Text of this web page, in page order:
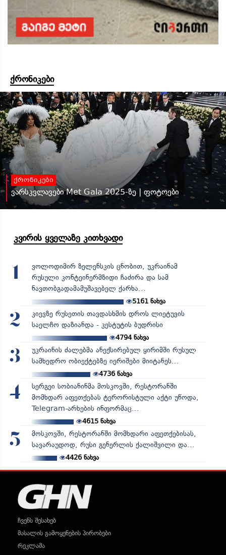
ქრონიკები
ქრონიკები
ვარსკვლავები Met Gala 2025-ზე | ფოტოები
კვირის ყველაზე კითხვადი
1
ვოლოდიმირ ზელენსკის ცნობით, უკრაინამ
რუსული კონტეინერმზიდი ჩაძირა და სამ
ნავთობგადამამუშავებელ ქარხა...
5161 ნახვა
2
კიევზე რუსეთის თავდასხმის დროს ლიეტუვის
საელჩო დაზიანდა - კესტუტის ბუდრისი
4794ნახვა
3
უკრაინის ძალებმა ანექსირებულ ყირიმში რუსულ
სამხედრო ობიექტებზე იერიშები მიიტანეს...
4736ნახვა
4
სერგეი სობიანინმა მოსკოვში, რესტორანში
მომხდარ აფეთქებას ტერორისტული აქტი უწოდა,
Telegram-არხების ინფორმაც...
4615ნახვა
5
მოსკოვში, რესტორანში მომხდარი აფეთქებისას,
სავარაუდოდ, რუსი გენერლის ქალიშვილი და...
4426ნახვა
ჩვენს შესახებ
მასალის გამოყენების პირობები
რეკლამა